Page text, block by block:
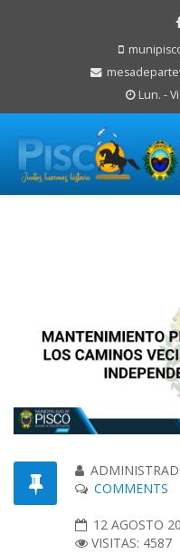
Lun. -
COMMENTS
12 AGOSTO
VISITAS: 4587